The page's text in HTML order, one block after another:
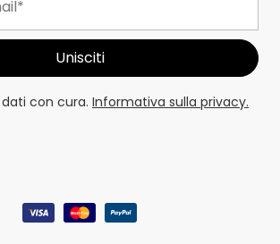
con cura. Informativa sulla privacy.